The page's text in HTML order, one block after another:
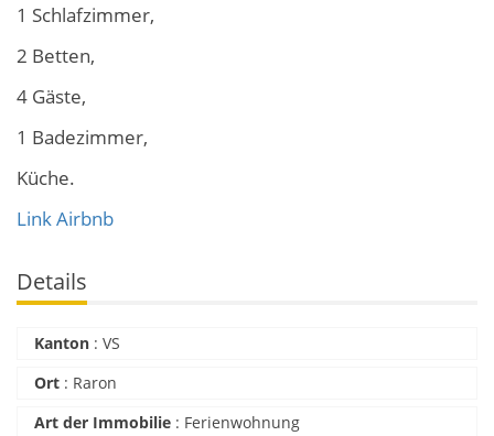
1 Schlafzimmer,
2 Betten,
4 Gäste,
1 Badezimmer,
Küche.
Link Airbnb
Details
Kanton : VS
Ort : Raron
Art der Immobilie : Ferienwohnung